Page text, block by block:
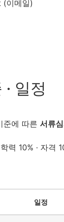
(이메일)
일정
준에 따른 서류
력 10% · 자격
일정